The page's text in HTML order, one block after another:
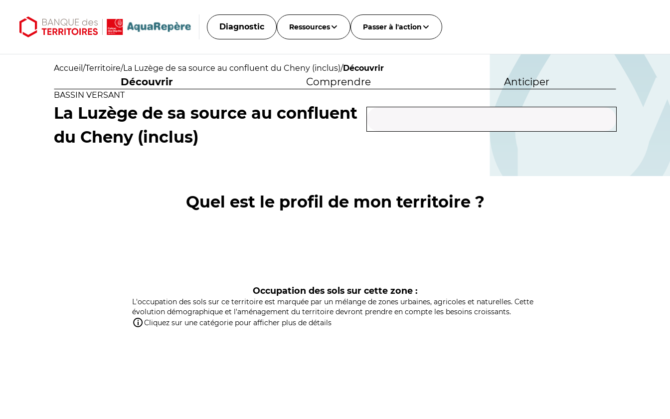
Diagnostic Ressources Passer à l'action
Accueil /Territoire/La Luzège de sa source au confluent du Cheny (inclus)/Découvrir
Découvrir Comprendre Anticiper
BASSIN VERSANT
La Luzège de sa source au confluent
du Cheny (inclus)
Quel est le profil de mon territoire ?
Occupation des sols sur cette zone :
L'occupation des sols sur ce territoire est marquée par un mélange de zones urbaines, agricoles et naturelles. Cette
évolution démographique et l'aménagement du territoire devront prendre en compte les besoins croissants.
Cliquez sur une catégorie pour afficher plus de détails